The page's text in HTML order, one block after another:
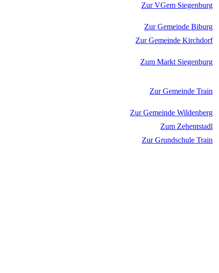
Zur VGem Siegenburg
Zur Gemeinde Biburg
Zur Gemeinde Kirchdorf
Zum Markt Siegenburg
Zur Gemeinde Train
Zur Gemeinde Wildenberg
Zum Zehentstadl
Zur Grundschule Train